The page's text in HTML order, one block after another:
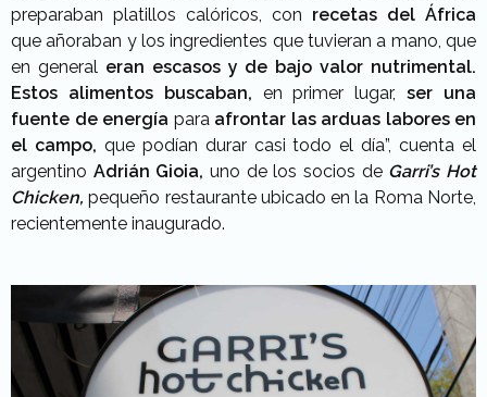
preparaban platillos calóricos, con recetas del África
que añoraban y los ingredientes que tuvieran a mano, que
en general eran escasos y de bajo valor nutrimental.
Estos alimentos buscaban, en primer lugar,ser una
fuente de energía para afrontar las arduas labores en
el campo, que podían durar casi todo el día”, cuenta el
argentino Adrián Gioia, uno de los socios de Garri’s Hot
Chicken, pequeño restaurante ubicado en la Roma Norte,
recientemente inaugurado.